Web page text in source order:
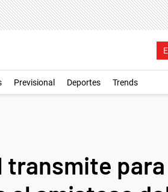
Previsional Deportes Trends
transmite para